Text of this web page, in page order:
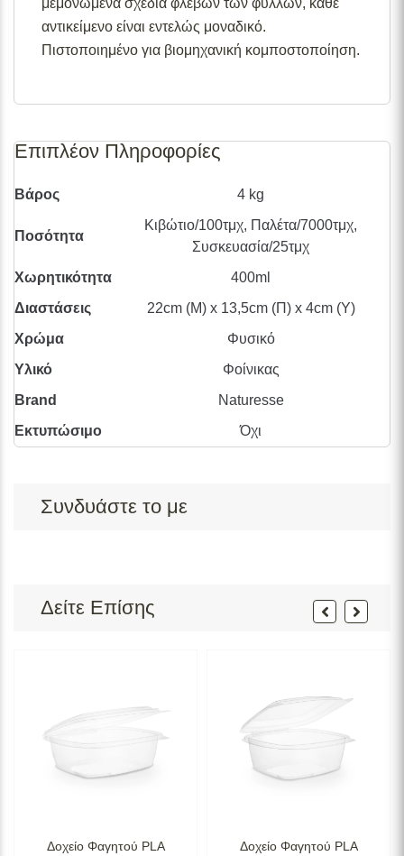
αντικείμενο είναι εντελώς μοναδικό.
Πιστοποιημένο για βιομηχανική κομποστοποίηση.
Επιπλέον Πληροφορίες
Βάρος 4 kg
Ποσότητα
Κιβώτιο/100τμχ, Παλέτα/7000τμχ,
Συσκευασία/25τμχ
Χωρητικότητα
400ml
Διαστάσεις
22cm (Μ) x 13,5cm (Π) x 4cm (Υ)
Χρώμα
Φυσικό
Υλικό
Φοίνικας
Brand
Naturesse
Εκτυπώσιμο
Όχι
Συνδυάστε το με
Δείτε Επίσης
Δοχείο Φαγητού PLA
Δοχείο Φαγητού PLA